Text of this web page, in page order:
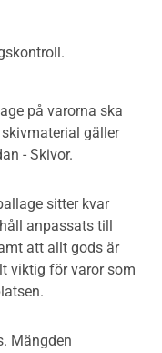
på varorna ska
gäller
- Skivor.
sitter kvar
anpassats till
att allt gods är
viktig för varor som
Mängden